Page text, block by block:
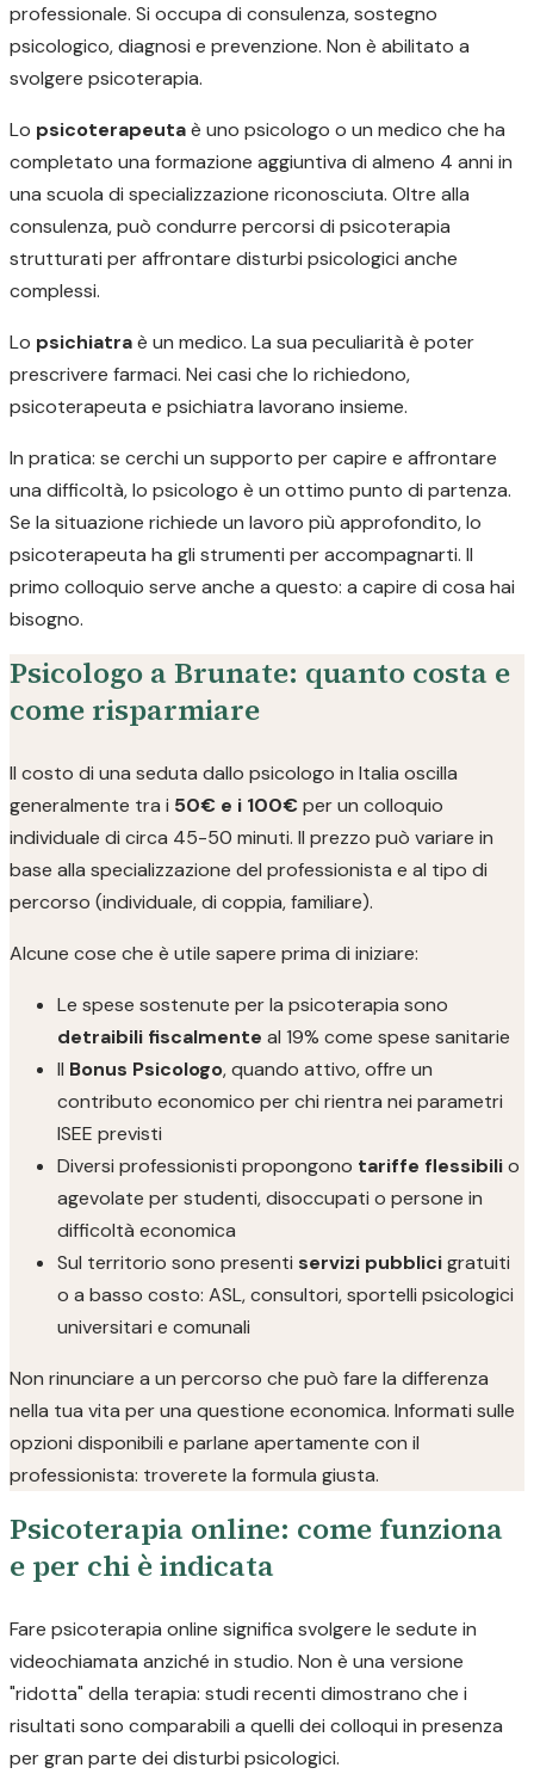
professionale. Si occupa di consulenza, sostegno
psicologico, diagnosi e prevenzione. Non è abilitato a
svolgere psicoterapia.
Lo psicoterapeutaè uno psicologo o un medico che ha
completato una formazione aggiuntiva di almeno 4 anni in
una scuola di specializzazione riconosciuta. Oltre alla
consulenza, può condurre percorsi di psicoterapia
strutturati per affrontare disturbi psicologici anche
complessi.
Lo psichiatraè un medico. La sua peculiarità è poter
prescrivere farmaci. Nei casi che lo richiedono,
psicoterapeuta e psichiatra lavorano insieme.
In pratica: se cerchi un supporto per capire e affrontare
una difficoltà, lo psicologo è un ottimo punto di partenza.
Se la situazione richiede un lavoro più approfondito, lo
psicoterapeuta ha gli strumenti per accompagnarti. Il
primo colloquio serve anche a questo: a capire di cosa hai
bisogno.
Psicologo a Brunate: quanto costa e
come risparmiare
Il costo di una seduta dallo psicologo in Italia oscilla
generalmente tra i 50€ e i 100€ per un colloquio
individuale di circa 45-50 minuti. Il prezzo può variare in
base alla specializzazione del professionista e al tipo di
percorso (individuale, di coppia, familiare).
Alcune cose che è utile sapere prima di iniziare:
Le spese sostenute per la psicoterapia sono
detraibili fiscalmente al 19% come spese sanitarie
Il Bonus Psicologo, quando attivo, offre un
contributo economico per chi rientra nei parametri
ISEE previsti
Diversi professionisti propongono tariffe flessibilio
agevolate per studenti, disoccupati o persone in
difficoltà economica
Sul territorio sono presenti servizi pubblicigratuiti
o a basso costo: ASL, consultori, sportelli psicologici
universitari e comunali
Non rinunciare a un percorso che può fare la differenza
nella tua vita per una questione economica. Informati sulle
opzioni disponibili e parlane apertamente con il
professionista: troverete la formula giusta.
Psicoterapia online: come funziona
e per chi è indicata
Fare psicoterapia online significa svolgere le sedute in
videochiamata anziché in studio. Non è una versione
"ridotta" della terapia: studi recenti dimostrano che i
risultati sono comparabili a quelli dei colloqui in presenza
per gran parte dei disturbi psicologici.